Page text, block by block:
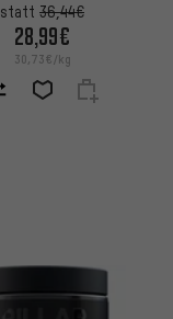
statt 36,44€
28,99€
30,73€/kg